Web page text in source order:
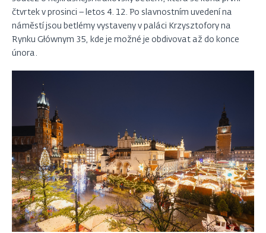
čtvrtek v prosinci – letos 4. 12. Po slavnostním uvedení na
náměstí jsou betlémy vystaveny v paláci Krzysztofory na
Rynku Głównym 35, kde je možné je obdivovat až do konce
února.